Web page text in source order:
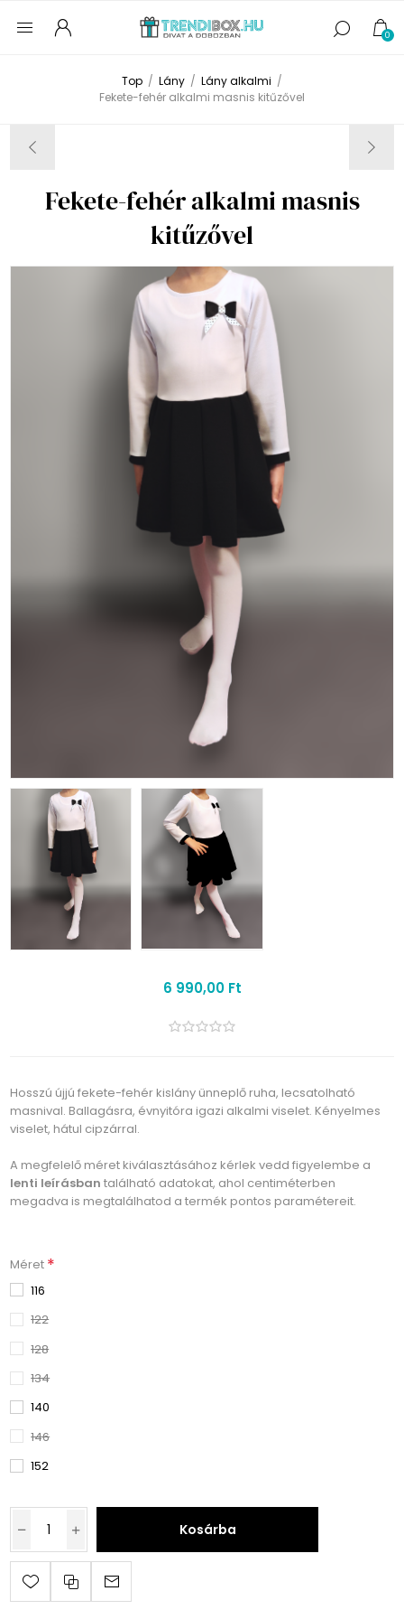
0
Top / Lány / Lány alkalmi /
Fekete-fehér alkalmi masnis kitűzővel
Fekete-fehér alkalmi masnis
kitűzővel
6 990,00 Ft
Hosszú újjú fekete-fehér kislány ünneplő ruha, lecsatolható
masnival. Ballagásra, évnyitóra igazi alkalmi viselet. Kényelmes
viselet, hátul cipzárral.
A megfelelő méret kiválasztásához kérlek vedd figyelembe a
lenti leírásban található adatokat, ahol centiméterben
megadva is megtalálhatod a termék pontos paramétereit.
Méret *
116
122
128
134
140
146
152
Kosárba